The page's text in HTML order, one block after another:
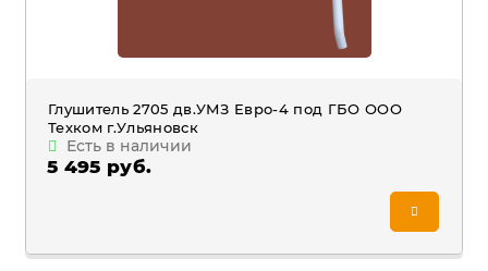
Глушитель 2705 дв.УМЗ Евро-4 под ГБО ООО
Техком г.Ульяновск
Есть в наличии
5 495 руб.